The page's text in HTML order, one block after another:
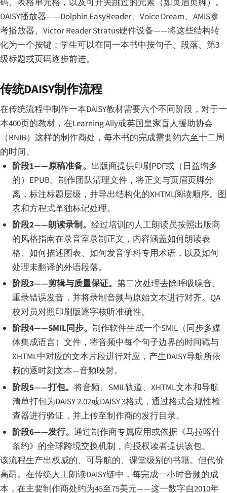
DAISY播放器——Dolphin EasyReader、Voice Dream、AMIS参
考播放器、Victor Reader Stratus硬件设备——将这些结构转
化为一个按键：学生可以在同一本书中按句子、段落、第3
级标题或页码逐步前进。
传统DAISY制作流程
在传统流程中制作一本DAISY教材需要六个不同阶段，对于一
本400页的教材，在Learning Ally或英国皇家盲人援助协会
（RNIB）这样的制作商处，每本书的完成需要约六至十二周
的时间。
阶段1——原稿准备。 出版商提供印刷PDF或（日益增多
的）EPUB。制作团队清理文件，将正文与页眉页脚分
离，标注标题层级，并导出结构化的XHTML阅读顺序。图
表和方程式单独标记处理。
阶段2——朗读录制。 经过培训的人工朗读员按照出版商
的风格指南在录音室录制正文，内容涵盖如何朗读表
格、如何描述图表、如何发音学科专用术语，以及如何
处理未翻译的外语段落。
阶段3——剪辑与质量保证。 第二次处理去除呼吸噪音、
重录错误发音，并将录制音频与原始文本进行对齐。QA
校对员对照印刷版逐字核听准确性。
阶段4——SMIL同步。 制作软件生成一个SMIL（同步多媒
体集成语言）文件，将音频中每个句子边界的时间戳与
XHTML中对应的文本片段进行对应，产生DAISY导航所依
赖的逐时刻文本—音频映射。
阶段5——打包。 将音频、SMIL轨道、XHTML文本和导航
清单打包为DAISY 2.02或DAISY 3格式，通过格式合规性检
查器进行验证，并上传至制作商的发行目录。
阶段6——发行。 通过制作商专属应用或依据《马拉喀什
条约》的全球跨境交换机制，向授权读者提供该包。
该流程生产出权威的、可导航的、课堂级别的书籍。但代价
高昂。在传统人工朗读DAISY链中，每完成一小时音频的成
本，在主要制作商处约为45至75美元——这一数字自2010年